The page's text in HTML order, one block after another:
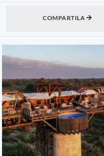
COMPARTILA